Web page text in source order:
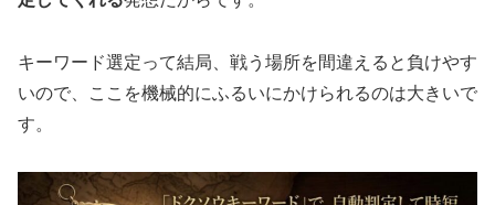
キーワード選定って結局、戦う場所を間違えると負けやす
いので、ここを機械的にふるいにかけられるのは大きいで
す。